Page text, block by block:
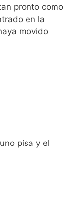
pronto como
en la
movido
pisa y el